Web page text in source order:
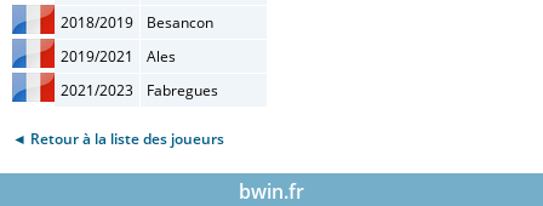
2018/2019
Besancon
2019/2021
Ales
2021/2023
Fabregues
◄ Retour à la liste des joueurs
bwin.fr